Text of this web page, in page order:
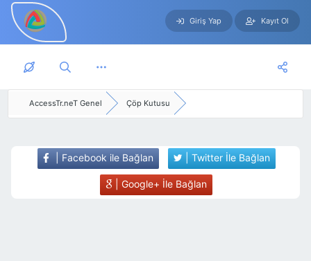
Skip to main content
Giriş Yap Kayıt Ol
AccessTr.neT Genel Çöp Kutusu
| Facebook ile Bağlan | Twitter İle Bağlan
| Google+ İle Bağlan